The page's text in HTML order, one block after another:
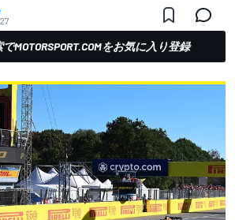
でMOTORSPORT.COMをお気に入り登録